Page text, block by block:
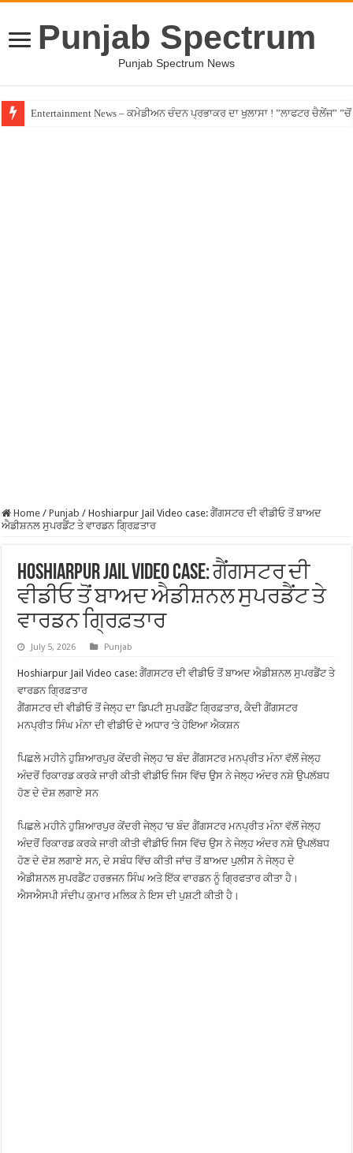
Punjab Spectrum
Punjab Spectrum News
Entertainment News – ਕਮੇਡੀਅਨ ਚੰਦਨ ਪ੍ਰਭਾਕਰ ਦਾ ਖੁਲਾਸਾ ! ”ਲਾਫਟਰ ਚੈਲੇਂਜ”
Home / Punjab / Hoshiarpur Jail Video case: ਗੈਂਗਸਟਰ ਦੀ ਵੀਡੀਓ ਤੋਂ ਬਾਅਦ
ਐਡੀਸ਼ਨਲ ਸੁਪਰਡੈਂਟ ਤੇ ਵਾਰਡਨ ਗ੍ਰਿਫ਼ਤਾਰ
Hoshiarpur Jail Video case: ਗੈਂਗਸਟਰ ਦੀ
ਵੀਡੀਓ ਤੋਂ ਬਾਅਦ ਐਡੀਸ਼ਨਲ ਸੁਪਰਡੈਂਟ ਤੇ
ਵਾਰਡਨ ਗ੍ਰਿਫ਼ਤਾਰ
July 5, 2026 Punjab
Hoshiarpur Jail Video case: ਗੈਂਗਸਟਰ ਦੀ ਵੀਡੀਓ ਤੋਂ ਬਾਅਦ ਐਡੀਸ਼ਨਲ ਸੁਪਰਡੈਂਟ ਤੇ
ਵਾਰਡਨ ਗ੍ਰਿਫ਼ਤਾਰ
ਗੈਂਗਸਟਰ ਦੀ ਵੀਡੀਓ ਤੋਂ ਜੇਲ੍ਹ ਦਾ ਡਿਪਟੀ ਸੁਪਰਡੈਂਟ ਗ੍ਰਿਫ਼ਤਾਰ, ਕੈਦੀ ਗੈਂਗਸਟਰ
ਮਨਪ੍ਰੀਤ ਸਿੰਘ ਮੰਨਾ ਦੀ ਵੀਡੀਓ ਦੇ ਅਧਾਰ ‘ਤੇ ਹੋਇਆ ਐਕਸ਼ਨ
ਪਿਛਲੇ ਮਹੀਨੇ ਹੁਸ਼ਿਆਰਪੁਰ ਕੇਂਦਰੀ ਜੇਲ੍ਹ ’ਚ ਬੰਦ ਗੈਂਗਸਟਰ ਮਨਪ੍ਰੀਤ ਮੰਨਾ ਵੱਲੋਂ ਜੇਲ੍ਹ
ਅੰਦਰੋਂ ਰਿਕਾਰਡ ਕਰਕੇ ਜਾਰੀ ਕੀਤੀ ਵੀਡੀਓ ਜਿਸ ਵਿੱਚ ਉਸ ਨੇ ਜੇਲ੍ਹ ਅੰਦਰ ਨਸ਼ੇ ਉਪਲੱਬਧ
ਹੋਣ ਦੇ ਦੋਸ਼ ਲਗਾਏ ਸਨ
ਪਿਛਲੇ ਮਹੀਨੇ ਹੁਸ਼ਿਆਰਪੁਰ ਕੇਂਦਰੀ ਜੇਲ੍ਹ ’ਚ ਬੰਦ ਗੈਂਗਸਟਰ ਮਨਪ੍ਰੀਤ ਮੰਨਾ ਵੱਲੋਂ ਜੇਲ੍ਹ
ਅੰਦਰੋਂ ਰਿਕਾਰਡ ਕਰਕੇ ਜਾਰੀ ਕੀਤੀ ਵੀਡੀਓ ਜਿਸ ਵਿੱਚ ਉਸ ਨੇ ਜੇਲ੍ਹ ਅੰਦਰ ਨਸ਼ੇ ਉਪਲੱਬਧ
ਹੋਣ ਦੇ ਦੋਸ਼ ਲਗਾਏ ਸਨ, ਦੇ ਸਬੰਧ ਵਿੱਚ ਕੀਤੀ ਜਾਂਚ ਤੋਂ ਬਾਅਦ ਪੁਲੀਸ ਨੇ ਜੇਲ੍ਹ ਦੇ
ਐਡੀਸ਼ਨਲ ਸੁਪਰਡੈਂਟ ਹਰਭਜਨ ਸਿੰਘ ਅਤੇ ਇੱਕ ਵਾਰਡਨ ਨੂੰ ਗ੍ਰਿਫਤਾਰ ਕੀਤਾ ਹੈ।
ਐਸਐਸਪੀ ਸੰਦੀਪ ਕੁਮਾਰ ਮਲਿਕ ਨੇ ਇਸ ਦੀ ਪੁਸ਼ਟੀ ਕੀਤੀ ਹੈ।